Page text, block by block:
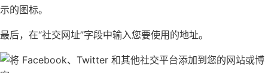
示的图标。
最后，在“社交网址”字段中输入您要使用的地址。